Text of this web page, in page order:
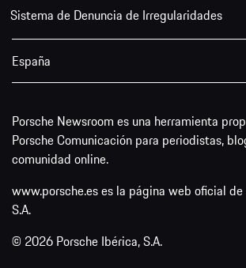
Sistema de Denuncia de Irregularidades
España
Porsche Newsroom es una herramienta
Porsche Comunicación para periodistas,
comunidad online.
www.porsche.es es la página web oficial
S.A.
© 2026 Porsche Ibérica, S.A.